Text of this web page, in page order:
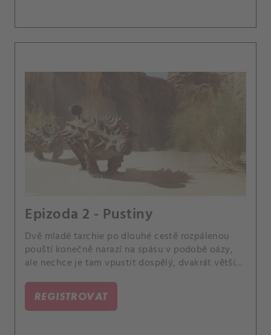
Epizoda 2 - Pustiny
Dvě mladé tarchie po dlouhé cestě rozpálenou
pouští konečně narazí na spásu v podobě oázy,
ale nechce je tam vpustit dospělý, dvakrát větší
REGISTROVAT